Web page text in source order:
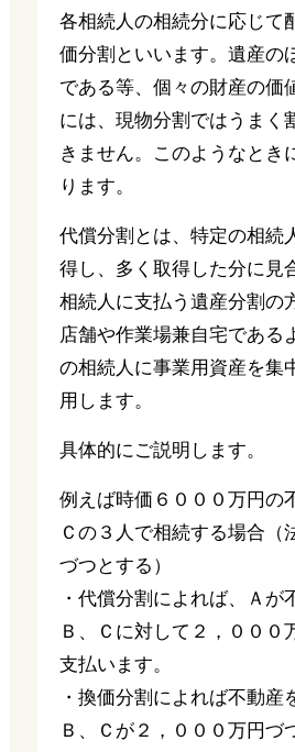
各相続人の相続分に応じて
価分割といいます。遺産の
である等、個々の財産の価
には、現物分割ではうまく
きません。このようなとき
ります。
代償分割とは、特定の相続
得し、多く取得した分に見
相続人に支払う遺産分割の
店舗や作業場兼自宅である
の相続人に事業用資産を集
用します。
具体的にご説明します。
例えば時価６０００万円の
Ｃの３人で相続する場合（
づつとする）
・代償分割によれば、Ａが
Ｂ、Ｃに対して２，０００
支払います。
・換価分割によれば不動産
Ｂ、Ｃが２，０００万円づ